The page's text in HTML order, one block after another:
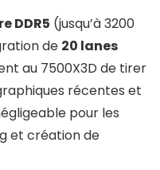
DDR5 (jusqu’à 3200
de 20 lanes
au 7500X3D de tirer
récentes et
pour les
et création de